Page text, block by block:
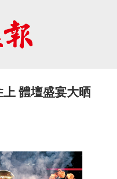
體壇盛宴大晒